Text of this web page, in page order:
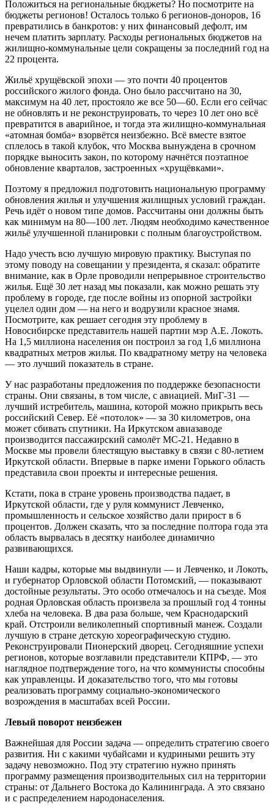
Положиться на региональные бюджеты? Но посмотрите на
бюджеты регионов! Осталось только 6 регионов-доноров, 16
превратились в банкротов: у них финансовый дефолт, им
нечем платить зарплату. Расходы региональных бюджетов на
жилищно-коммунальные цели сокращены за последний год на
22 процента.
Жильё хрущёвской эпохи — это почти 40 процентов
российского жилого фонда. Оно было рассчитано на 30,
максимум на 40 лет, простояло же все 50—60. Если его сейчас
не обновлять и не реконструировать, то через 10 лет оно всё
превратится в аварийное, и тогда эта жилищно-коммунальная
«атомная бомба» взорвётся неизбежно. Всё вместе взятое
сплелось в такой клубок, что Москва вынуждена в срочном
порядке выносить закон, по которому начнётся поэтапное
обновление кварталов, застроенных «хрущёвками».
Поэтому я предложил подготовить национальную программу
обновления жилья и улучшения жилищных условий граждан.
Речь идёт о новом типе домов. Рассчитаны они должны быть
как минимум на 80—100 лет. Людям необходимо качественное
жильё улучшенной планировки с полным благоустройством.
Надо учесть всю лучшую мировую практику. Выступая по
этому поводу на совещании у президента, я сказал: обратите
внимание, как в Орле проводили непрерывное строительство
жилья. Ещё 30 лет назад мы показали, как можно решать эту
проблему в городе, где после войны из опорной застройки
уцелел один дом — на него и водрузили красное знамя.
Посмотрите, как решает сегодня эту проблему в
Новосибирске представитель нашей партии мэр А.Е. Локоть.
На 1,5 миллиона населения он построил за год 1,6 миллиона
квадратных метров жилья. По квадратному метру на человека
— это лучший показатель в стране.
У нас разработаны предложения по поддержке безопасности
страны. Они связаны, в том числе, с авиацией. МиГ-31 —
лучший истребитель, машина, которой можно прикрыть весь
российский Север. Её «потолок» — за 30 километров, она
может сбивать спутники. На Иркутском авиазаводе
производится пассажирский самолёт МС-21. Недавно в
Москве мы провели блестящую выставку в связи с 80-летием
Иркутской области. Впервые в парке имени Горького область
представила свои проекты и интересные решения.
Кстати, пока в стране уровень производства падает, в
Иркутской области, где у руля коммунист Левченко,
промышленность и сельское хозяйство дали прирост в 6
процентов. Должен сказать, что за последние полтора года эта
область вырвалась в десятку наиболее динамично
развивающихся.
Наши кадры, которые мы выдвинули — и Левченко, и Локоть,
и губернатор Орловской области Потомский, — показывают
достойные результаты. Это особо отмечалось и на съезде. Моя
родная Орловская область произвела за прошлый год 4 тонны
хлеба на человека. В два раза больше, чем Краснодарский
край. Отстроили великолепный спортивный манеж. Создали
лучшую в стране детскую хореографическую студию.
Реконструировали Пионерский дворец. Сегодняшние успехи
регионов, которые возглавили представители КПРФ, — это
наглядное подтверждение того, на что коммунисты способны
как управленцы. И доказательство того, что мы готовы
реализовать программу социально-экономического
возрождения в масштабах всей России.
Левый поворот неизбежен
Важнейшая для России задача — определить стратегию своего
развития. Ни с какими чубайсами и кудриными решить эту
задачу невозможно. Под эту стратегию нужно принять
программу размещения производительных сил на территории
страны: от Дальнего Востока до Калининграда. А это связано
и с распределением народонаселения.